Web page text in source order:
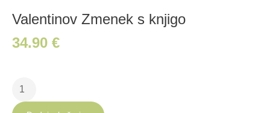
Valentinov Zmenek s knjigo
34.90 €
Valentinov
Zmenek